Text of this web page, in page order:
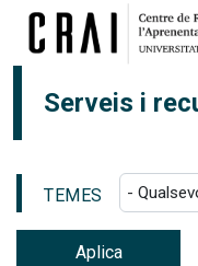
Serveis i
TEMES
Aplica